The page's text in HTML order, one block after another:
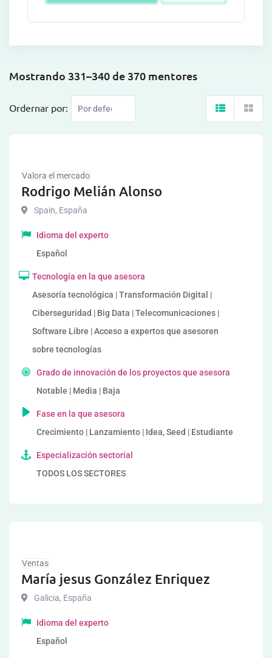
Mostrando 331–340 de 370 mentores
Ordernar por:
Valora el mercado
Rodrigo Melián Alonso
Spain, España
Idioma del experto
Español
Tecnología en la que asesora
Asesoría tecnológica | Transformación Digital |
Ciberseguridad | Big Data | Telecomunicaciones |
Software Libre | Acceso a expertos que asesoren
sobre tecnologías
Grado de innovación de los proyectos que asesora
Notable | Media | Baja
Fase en la que asesora
Crecimiento | Lanzamiento | Idea, Seed | Estudiante
Especialización sectorial
TODOS LOS SECTORES
Ventas
María jesus González Enriquez
Galicia, España
Idioma del experto
Español